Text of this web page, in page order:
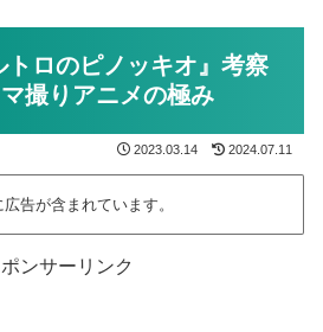
トロのピノッキオ』考察
撮りアニメの極み
2023.03.14 2024.07.11
告が含まれています。
ンサーリンク